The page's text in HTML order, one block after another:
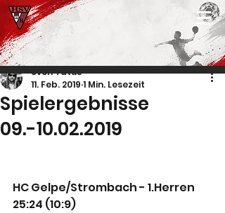
Spielergebnisse
09.-10.02.2019
Sven Tatus
11. Feb. 2019 1 Min. Lesezeit
HC Gelpe/Strombach - 1.Herren
25:24 (10:9)